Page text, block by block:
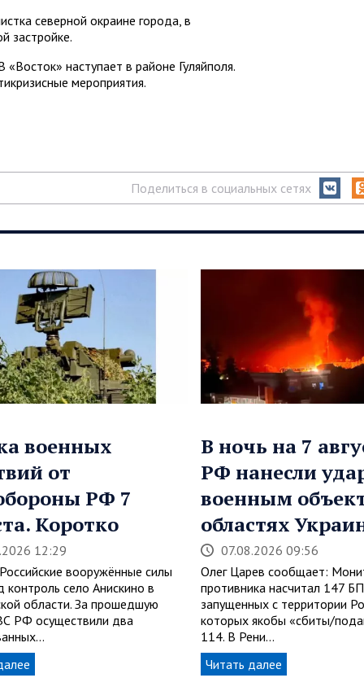
северной окраине города, в
застройке.
наступает в районе Гуляйполя.
мероприятия.
Поделиться в социальных сетях
военных
от
РФ 7
Коротко
12:29
вооружённые силы
контроль село Анискино в
области. За прошедшую
РФ осуществили два
В ночь на 7
РФ нанесли
военным
областях
07.08.2026 09:56
Олег Царев сообщает:
противника насчитал 147
запущенных с территории
которых якобы «сбиты/
114. В Рени…
Читать далее